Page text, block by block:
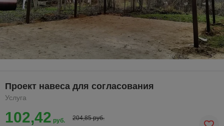
Проект навеса для согласования
Услуга
102,42 руб. 204,85 руб.